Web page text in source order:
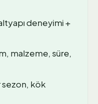
deneyimi +
malzeme, süre,
sezon, kök